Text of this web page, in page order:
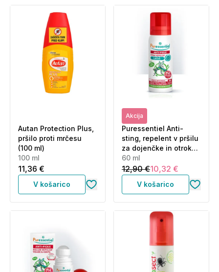
Autan Protection Plus,
pršilo proti mrčesu
(100 ml)
100 ml
11,36 €
V košarico
Akcija
Puressentiel Anti-
sting, repelent v pršilu
za dojenčke in otroke
(60 ml)
60 ml
12,90 €10,32 €
V košarico